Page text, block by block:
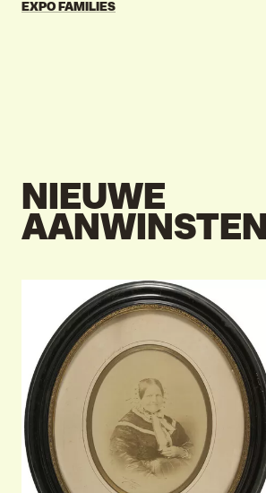
EXPO FAMILIES
NIEUWE
AANWINSTEN